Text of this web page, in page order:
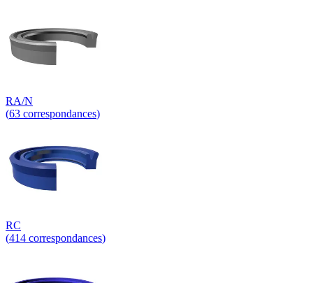
RA/N
(63 correspondances)
RC
(414 correspondances)